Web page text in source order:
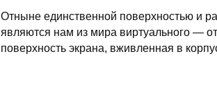
Отныне единственной поверхностью и
являются нам из мира виртуального —
поверхность экрана, вживленная в